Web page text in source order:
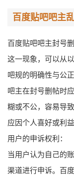
百度贴吧吧主
百度贴吧吧主封号
这一现象，可以从
吧规的明确性与公正
吧主在封号删帖时
糊或不公，容易导
应因个人喜好或利
用户的申诉权利：
当用户认为自己的
渠道进行申诉。百